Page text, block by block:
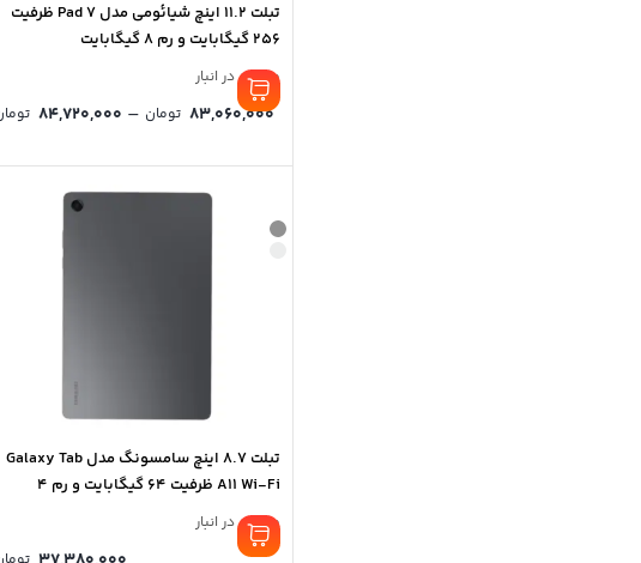
تبلت 11.2 اینچ شیائومی مدل Pad 7 ظرفیت
256 گیگابایت و رم 8 گیگابایت
موجود در انبار
83,060,000 تومان –
84,720,000
تبلت 8.7 اینچ سامسونگ مدل Galaxy Tab
A11 Wi-Fi ظرفیت 64 گیگابایت و رم 4
گیگابایت
موجود در انبار